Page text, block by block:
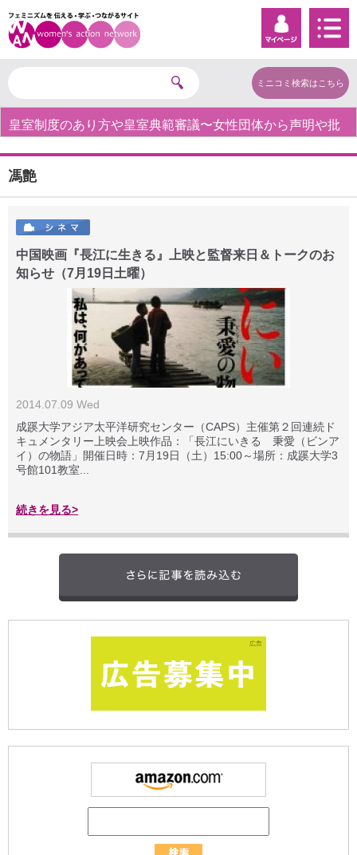
ミニコミ検索はこちら
皇室制度のあり方や皇室典範審議〜女性団体から声明や批
馮艶
中国映画『長江に生きる』上映と監督来日＆トークのお
知らせ（7月19日土曜）
2014.07.09 Wed
成蹊大学アジア太平洋研究センター（CAPS）主催第２回連続ド
キュメンタリー上映会上映作品：「長江にいきる 秉愛（ビンア
イ）の物語」開催日時：7月19日（土）15:00～場所：成蹊大学3
号館101教室...
続きを見る>